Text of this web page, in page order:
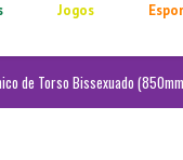
Jogos
de Torso Bissexuado